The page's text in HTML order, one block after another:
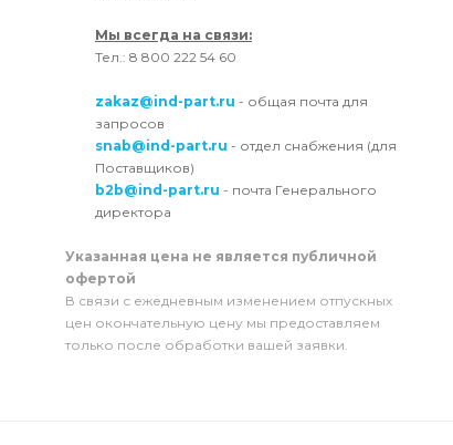
Мы всегда на связи:
Тел.: 8 800 222 54 60
zakaz@ind-part.ru - общая почта для
запросов
snab@ind-part.ru - отдел снабжения (для
Поставщиков)
b2b@ind-part.ru - почта Генерального
директора
Указанная цена не является публичной
офертой
В связи с ежедневным изменением отпускных
цен окончательную цену мы предоставляем
только после обработки вашей заявки.